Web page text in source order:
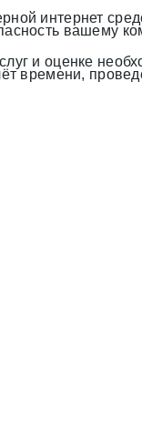
интернет
вашему
и оценке
времени,